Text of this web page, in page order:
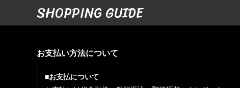
SHOPPING GUIDE
お支払い方法について
■お支払について